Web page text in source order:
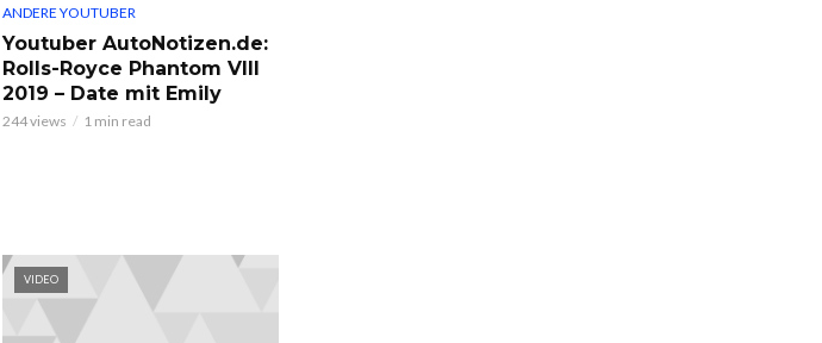
ANDERE YOUTUBER
Youtuber AutoNotizen.de:
Rolls-Royce Phantom VIII
2019 – Date mit Emily
244 views 1 min read
VIDEO